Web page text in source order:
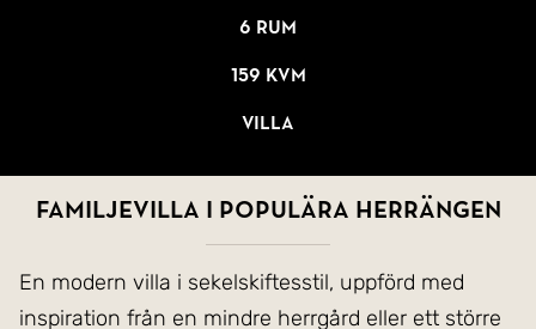
6 rum
159 kvm
Villa
Familjevilla i populära Herrängen
En modern villa i sekelskiftesstil, uppförd med
inspiration från en mindre herrgård eller ett större